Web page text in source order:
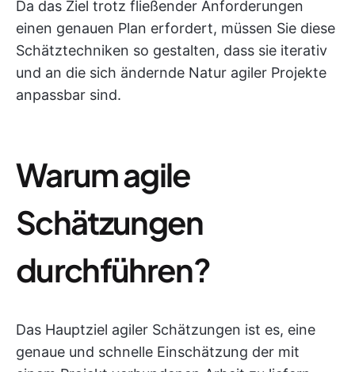
Da das Ziel trotz fließender Anforderungen
einen genauen Plan erfordert, müssen Sie diese
Schätztechniken so gestalten, dass sie iterativ
und an die sich ändernde Natur agiler Projekte
anpassbar sind.
Warum agile
Schätzungen
durchführen?
Das Hauptziel agiler Schätzungen ist es, eine
genaue und schnelle Einschätzung der mit